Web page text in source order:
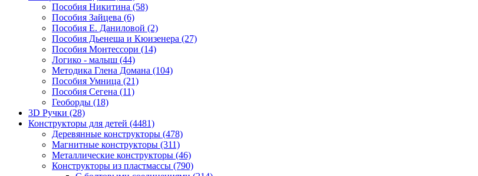
Пособия Никитина (58)
Пособия Зайцева (6)
Пособия Е. Даниловой (2)
Пособия Дьенеша и Кюизенера (27)
Пособия Монтессори (14)
Логико - малыш (44)
Методика Глена Домана (104)
Пособия Умница (21)
Пособия Сегена (11)
Геоборды (18)
3D Ручки (28)
Конструкторы для детей (4481)
Деревянные конструкторы (478)
Магнитные конструкторы (311)
Металлические конструкторы (46)
Конструкторы из пластмассы (790)